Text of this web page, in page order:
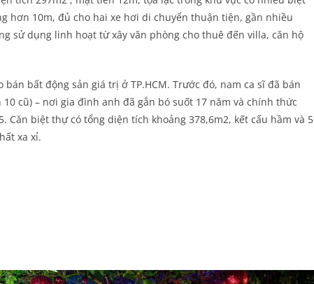
hơn 10m, đủ cho hai xe hơi di chuyển thuận tiện, gần nhiều
sử dụng linh hoạt từ xây văn phòng cho thuê đến villa, căn hộ
bất động sản giá trị ở TP.HCM. Trước đó, nam ca sĩ đã bán
cũ) – nơi gia đình anh đã gắn bó suốt 17 năm và chính thức
Căn biệt thự có tổng diện tích khoảng 378,6m2, kết cấu hầm và 5
xa xỉ.